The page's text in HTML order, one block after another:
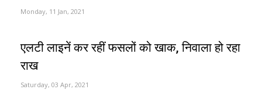
Monday, 11 Jan, 2021
एलटी लाइनें कर रहीं फसलों को खाक, निवाला हो रहा
राख
Saturday, 03 Apr, 2021